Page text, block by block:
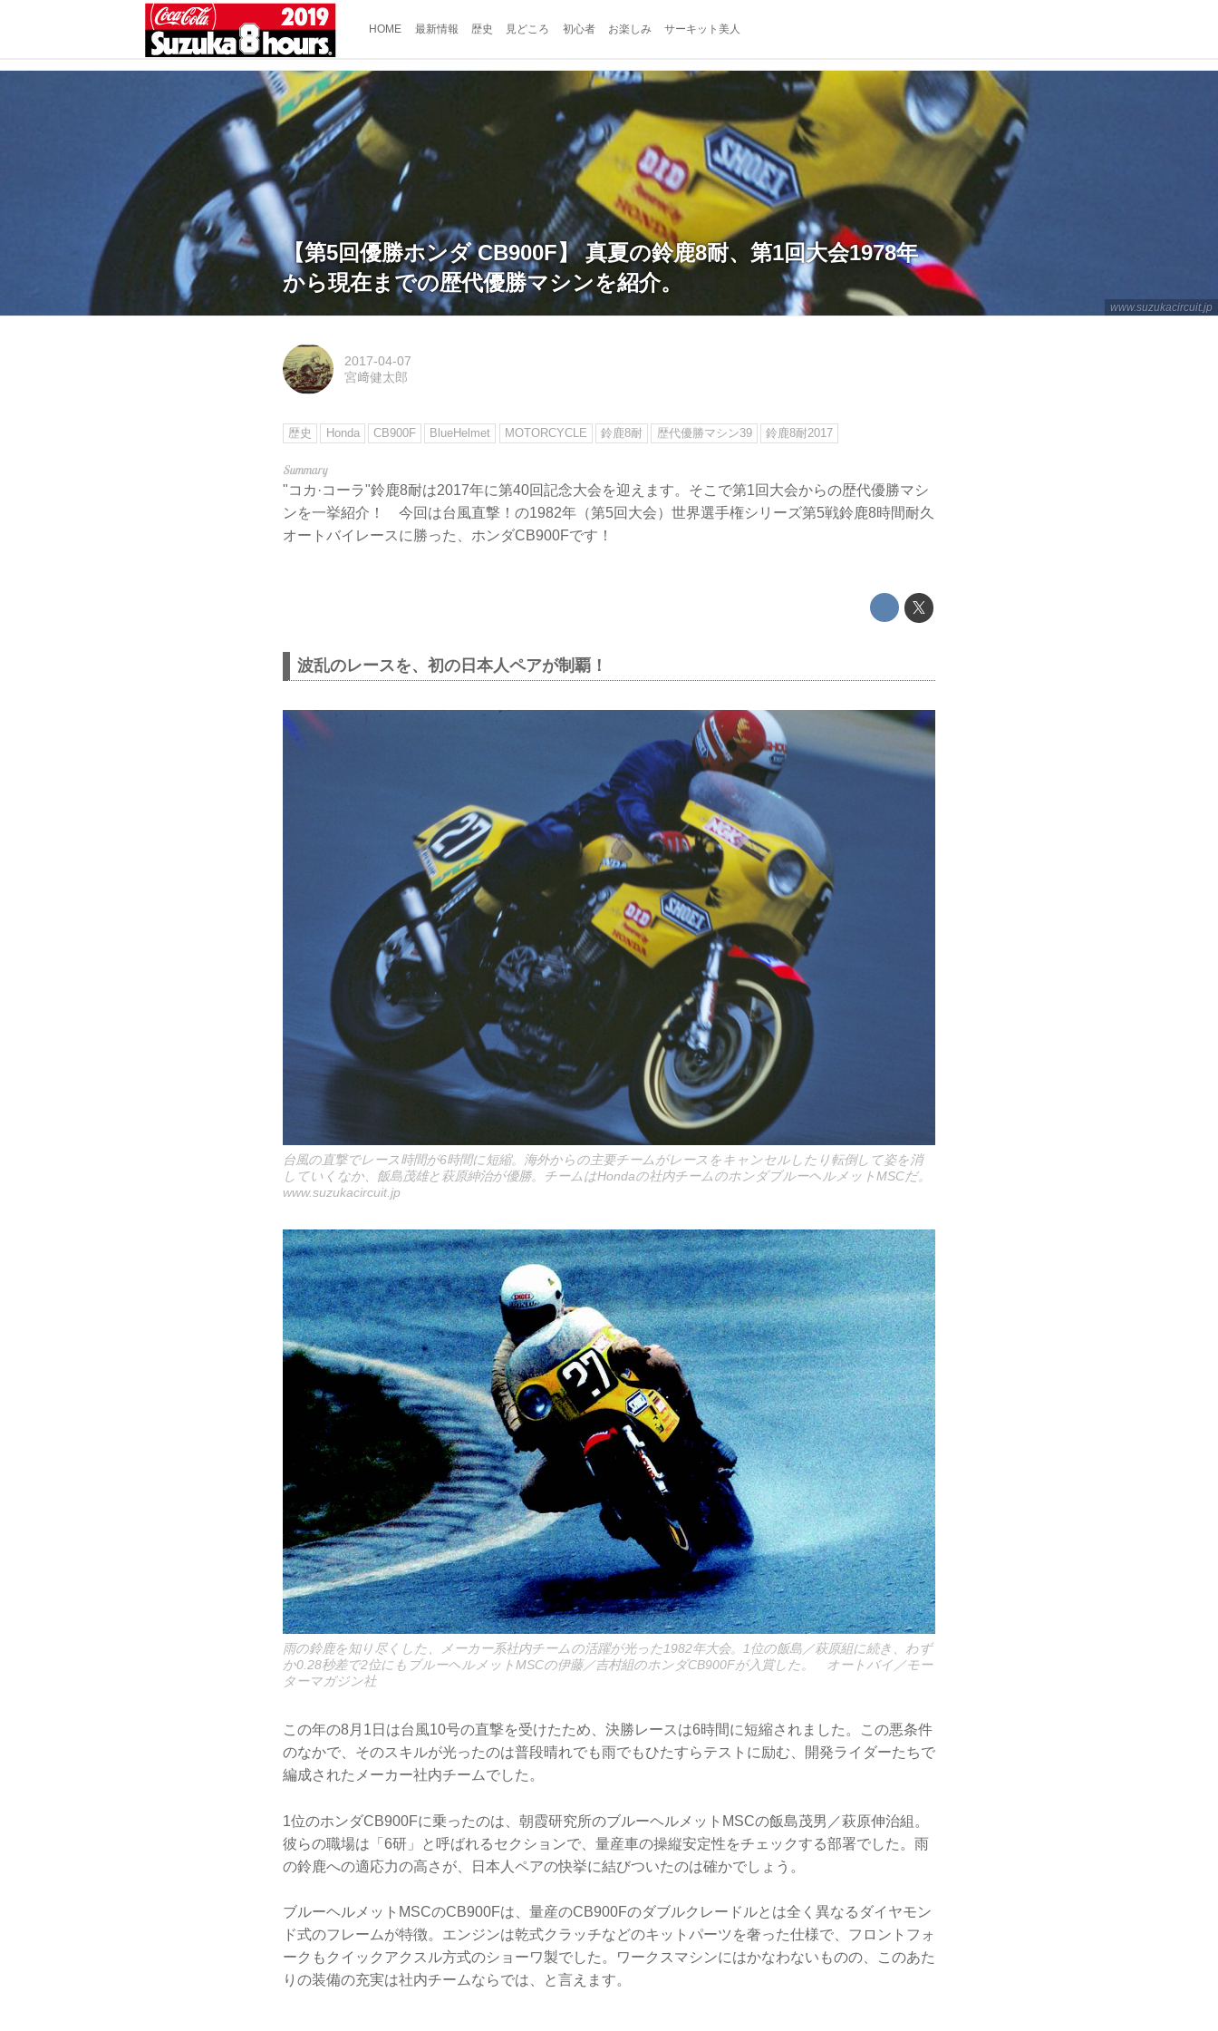
HOME 最新情報 歴史 見どころ 初心者 お楽しみ サーキット美人
www.suzukacircuit.jp
【第5回優勝ホンダ CB900F】 真夏の鈴鹿8耐、第1回大会1978年
から現在までの歴代優勝マシンを紹介。
2017-04-07
宮﨑健太郎
歴史 Honda CB900F BlueHelmet MOTORCYCLE 鈴鹿8耐 歴代優勝マシン39 鈴鹿8耐2017
"コカ·コーラ"鈴鹿8耐は2017年に第40回記念大会を迎えます。そこで第1回大会からの歴代優勝マシ
ンを一挙紹介！ 今回は台風直撃！の1982年（第5回大会）世界選手権シリーズ第5戦鈴鹿8時間耐久
オートバイレースに勝った、ホンダCB900Fです！
波乱のレースを、初の日本人ペアが制覇！
台風の直撃でレース時間が6時間に短縮。海外からの主要チームがレースをキャンセルしたり転倒して姿を消
していくなか、飯島茂雄と萩原紳治が優勝。チームはHondaの社内チームのホンダブルーヘルメットMSCだ。
www.suzukacircuit.jp
雨の鈴鹿を知り尽くした、メーカー系社内チームの活躍が光った1982年大会。1位の飯島／萩原組に続き、わず
か0.28秒差で2位にもブルーヘルメットMSCの伊藤／吉村組のホンダCB900Fが入賞した。 オートバイ／モー
ターマガジン社
この年の8月1日は台風10号の直撃を受けたため、決勝レースは6時間に短縮されました。この悪条件
のなかで、そのスキルが光ったのは普段晴れでも雨でもひたすらテストに励む、開発ライダーたちで
編成されたメーカー社内チームでした。
1位のホンダCB900Fに乗ったのは、朝霞研究所のブルーヘルメットMSCの飯島茂男／萩原伸治組。
彼らの職場は「6研」と呼ばれるセクションで、量産車の操縦安定性をチェックする部署でした。雨
の鈴鹿への適応力の高さが、日本人ペアの快挙に結びついたのは確かでしょう。
ブルーヘルメットMSCのCB900Fは、量産のCB900Fのダブルクレードルとは全く異なるダイヤモン
ド式のフレームが特徴。エンジンは乾式クラッチなどのキットパーツを奢った仕様で、フロントフォ
ークもクイックアクスル方式のショーワ製でした。ワークスマシンにはかなわないものの、このあた
りの装備の充実は社内チームならでは、と言えます。